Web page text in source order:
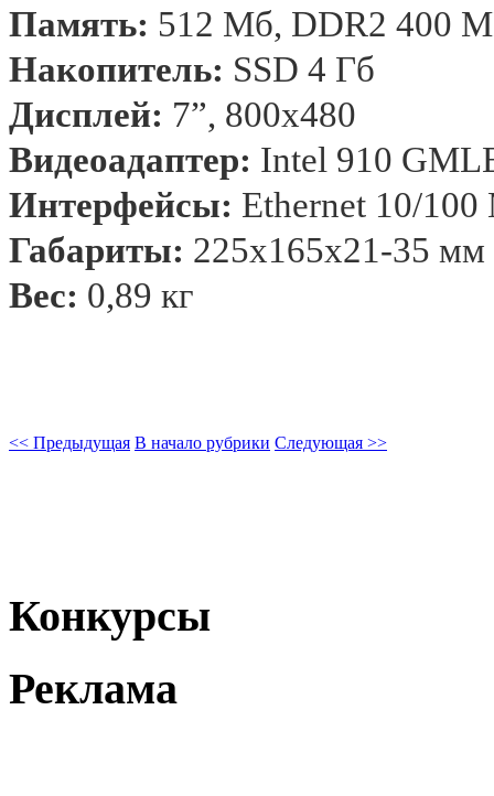
Память: 512 Мб, DDR2 400
Накопитель: SSD 4 Гб
Дисплей: 7”, 800x480
Видеоадаптер: Intel 910
Интерфейсы: Ethernet 10/
Габариты: 225х165х21-35 мм
Вес: 0,89 кг
<< Предыдущая В начало рубрики Следующая >>
Конкурсы
Реклама